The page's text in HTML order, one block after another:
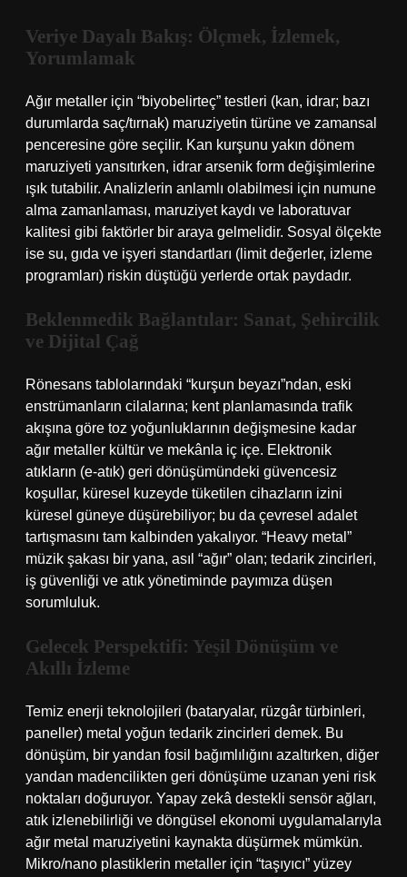
Veriye Dayalı Bakış: Ölçmek, İzlemek,
Yorumlamak
Ağır metaller için “biyobelirteç” testleri (kan, idrar; bazı
durumlarda saç/tırnak) maruziyetin türüne ve zamansal
penceresine göre seçilir. Kan kurşunu yakın dönem
maruziyeti yansıtırken, idrar arsenik form değişimlerine
ışık tutabilir. Analizlerin anlamlı olabilmesi için numune
alma zamanlaması, maruziyet kaydı ve laboratuvar
kalitesi gibi faktörler bir araya gelmelidir. Sosyal ölçekte
ise su, gıda ve işyeri standartları (limit değerler, izleme
programları) riskin düştüğü yerlerde ortak paydadır.
Beklenmedik Bağlantılar: Sanat, Şehircilik
ve Dijital Çağ
Rönesans tablolarındaki “kurşun beyazı”ndan, eski
enstrümanların cilalarına; kent planlamasında trafik
akışına göre toz yoğunluklarının değişmesine kadar
ağır metaller kültür ve mekânla iç içe. Elektronik
atıkların (e-atık) geri dönüşümündeki güvencesiz
koşullar, küresel kuzeyde tüketilen cihazların izini
küresel güneye düşürebiliyor; bu da çevresel adalet
tartışmasını tam kalbinden yakalıyor. “Heavy metal”
müzik şakası bir yana, asıl “ağır” olan; tedarik zincirleri,
iş güvenliği ve atık yönetiminde payımıza düşen
sorumluluk.
Gelecek Perspektifi: Yeşil Dönüşüm ve
Akıllı İzleme
Temiz enerji teknolojileri (bataryalar, rüzgâr türbinleri,
paneller) metal yoğun tedarik zincirleri demek. Bu
dönüşüm, bir yandan fosil bağımlılığını azaltırken, diğer
yandan madencilikten geri dönüşüme uzanan yeni risk
noktaları doğuruyor. Yapay zekâ destekli sensör ağları,
atık izlenebilirliği ve döngüsel ekonomi uygulamalarıyla
ağır metal maruziyetini kaynakta düşürmek mümkün.
Mikro/nano plastiklerin metaller için “taşıyıcı” yüzey